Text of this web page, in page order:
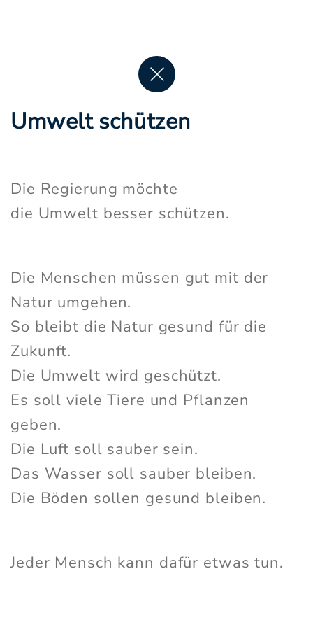
Umwelt schützen
Die Regierung möchte
die Umwelt besser schützen.
Die Menschen müssen gut mit der
Natur umgehen.
So bleibt die Natur gesund für die
Zukunft.
Die Umwelt wird geschützt.
Es soll viele Tiere und Pflanzen
geben.
Die Luft soll sauber sein.
Das Wasser soll sauber bleiben.
Die Böden sollen gesund bleiben.
Jeder Mensch kann dafür etwas tun.